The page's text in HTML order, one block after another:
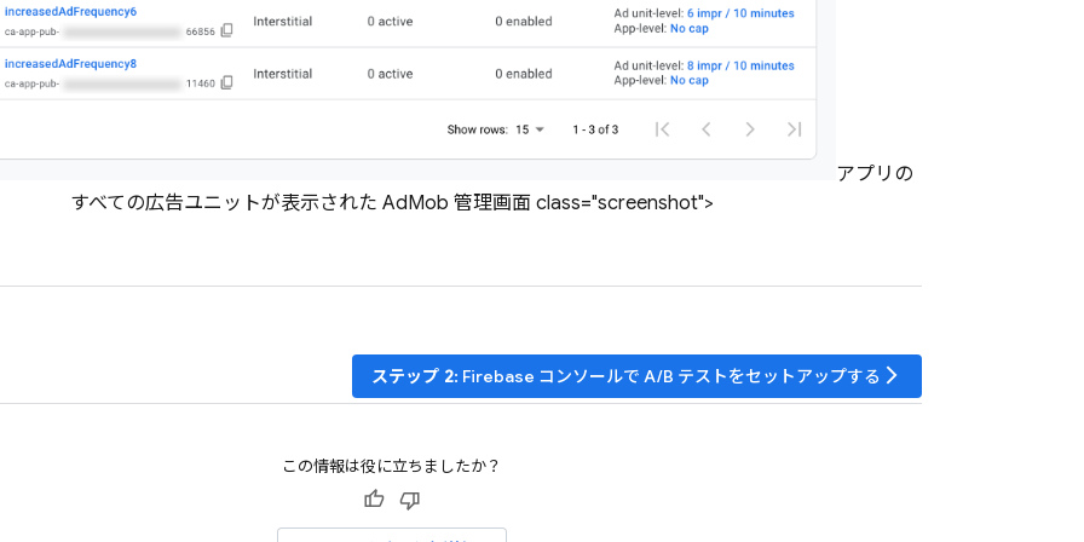
アプリの
すべての広告ユニットが表示された AdMob 管理画面 class="screenshot">
ステップ 2: Firebase コンソールで A/B テストをセットアップする arrow_forward_ios
この情報は役に立ちましたか？